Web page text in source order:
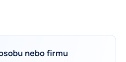
nebo firmu